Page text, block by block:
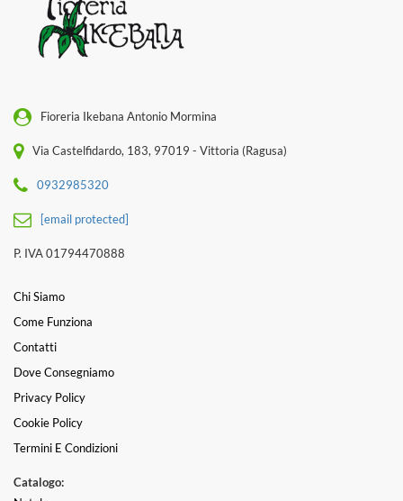
Fioreria Ikebana Antonio Mormina
Via Castelfidardo, 183, 97019 - Vittoria (Ragusa)
0932985320
[email protected]
P. IVA 01794470888
Chi Siamo
Come Funziona
Contatti
Dove Consegniamo
Privacy Policy
Cookie Policy
Termini E Condizioni
Catalogo: